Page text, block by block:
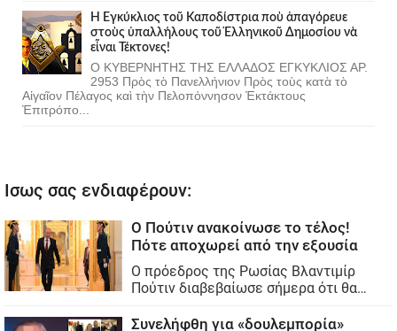
Ἡ Ἐγκύκλιος τοῦ Καποδίστρια ποὺ ἀπαγόρευε
στοὺς ὑπαλλήλους τοῦ Ἑλληνικοῦ Δημοσίου νὰ
εἶναι Τέκτονες!
Ο ΚΥΒΕΡΝΗΤΗΣ ΤΗΣ ΕΛΛΑΔΟΣ ΕΓΚΥΚΛΙΟΣ ΑΡ.
2953 Πρὸς τὸ Πανελλήνιον Πρὸς τοὺς κατὰ τὸ
Αἰγαῖον Πέλαγος καὶ τὴν Πελοπόννησον Ἐκτάκτους
Ἐπιτρόπο...